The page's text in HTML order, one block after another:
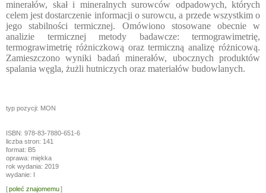
minerałów, skał i mineralnych surowców odpadowych, których
celem jest dostarczenie informacji o surowcu, a przede wszystkim o
jego stabilności termicznej. Omówiono stosowane obecnie w
analizie termicznej metody badawcze: termograwimetrię,
termograwimetrię różniczkową oraz termiczną analizę różnicową.
Zamieszczono wyniki badań minerałów, ubocznych produktów
spalania węgla, żużli hutniczych oraz materiałów budowlanych.
typ pozycji: MON
ISBN: 978-83-7880-651-6
liczba stron: 141
format: B5
oprawa: miękka
rok wydania: 2019
wydanie: I
[poleć znajomemu]